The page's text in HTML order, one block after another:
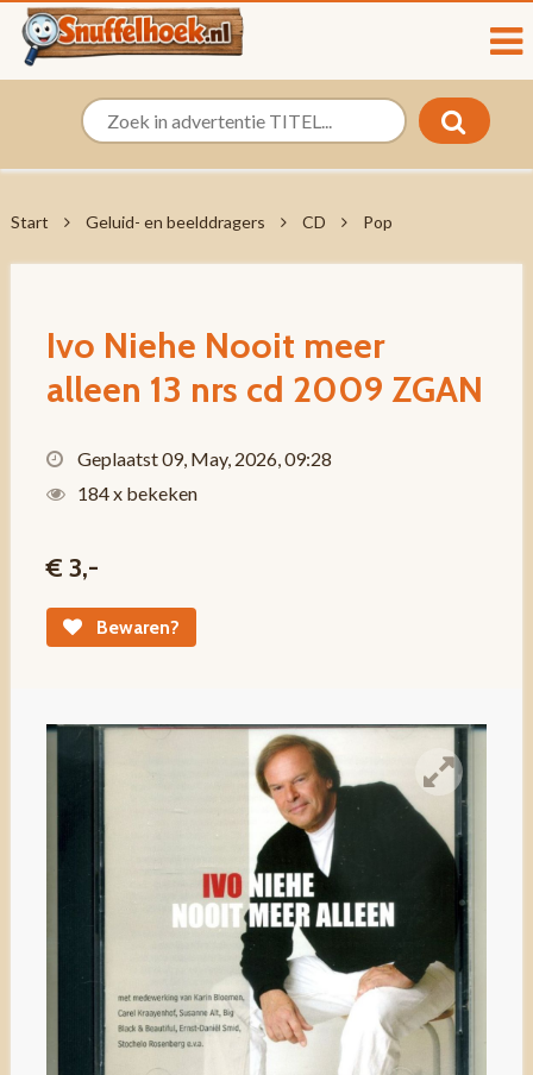
Start Geluid- en beelddragers CD Pop
Ivo Niehe Nooit meer
alleen 13 nrs cd 2009 ZGAN
Geplaatst 09, May, 2026, 09:28
184 x bekeken
€ 3,-
Bewaren?